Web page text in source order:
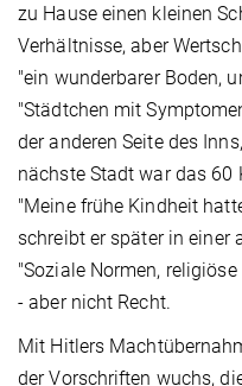
zu Hause einen kleinen
Verhältnisse, aber
"ein wunderbarer Boden,
"Städtchen mit
der anderen Seite des
nächste Stadt war das 60
"Meine frühe Kindheit
schreibt er später in einer
"Soziale Normen,
- aber nicht Recht.
Mit Hitlers
der Vorschriften wuchs,